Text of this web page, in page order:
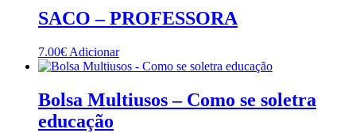
SACO – PROFESSORA
7.00€ Adicionar
Bolsa Multiusos – Como se soletra
educação